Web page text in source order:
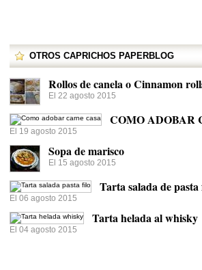
OTROS CAPRICHOS PAPERBLOG
Rollos de canela o Cinnamon
El 22 agosto 2015
COMO ADOBAR
El 19 agosto 2015
Sopa de marisco
El 15 agosto 2015
Tarta salada de
El 06 agosto 2015
Tarta helada al whisky
El 04 agosto 2015